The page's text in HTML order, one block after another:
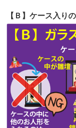
第56回人形供
第55回人形供
第54回人形供
第53回人形供
第52回人形供
【Ｂ】ケース入り